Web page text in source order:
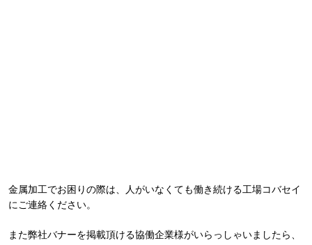
金属加工でお困りの際は、人がいなくても働き続ける工場コバセイ
にご連絡ください。
また弊社バナーを掲載頂ける協働企業様がいらっしゃいましたら、